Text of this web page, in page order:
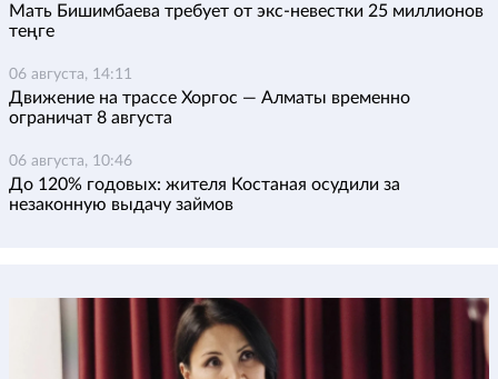
Мать Бишимбаева требует от экс-невестки 25 миллионов
теңге
06 августа, 14:11
Движение на трассе Хоргос — Алматы временно
ограничат 8 августа
06 августа, 10:46
До 120% годовых: жителя Костаная осудили за
незаконную выдачу займов